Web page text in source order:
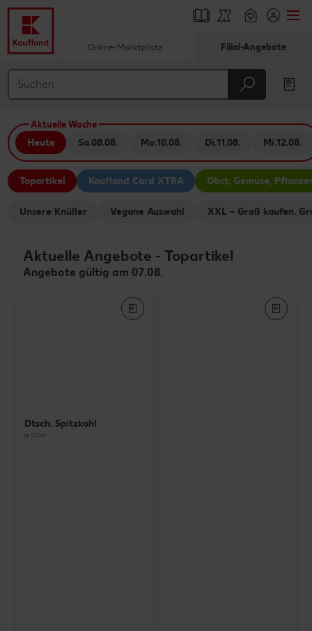
Hauptinhalt
Footer
Schwebender Seitenbereich
Online-Marktplatz Filial-Angebote
Aktuelle Woche
Heute Sa.08.08. Mo.10.08. Di.11.08. Mi.12.08.
Topartikel Kaufland Card XTRA Obst, Gemüse,
Unsere Knüller Vegane Auswahl XXL – Groß kaufen.
Aktuelle Angebote - Topartikel
Angebote gültig am 07.08.
Dtsch. Spitzkohl
je Stück